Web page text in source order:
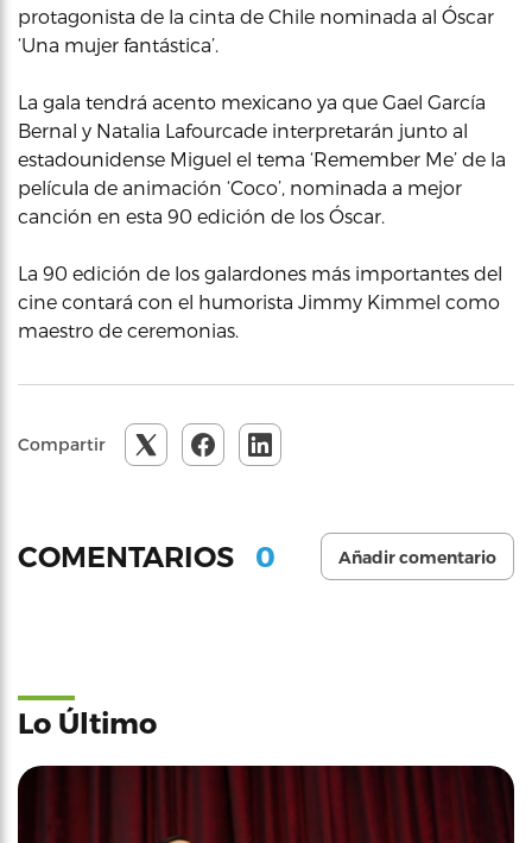
protagonista de la cinta de Chile nominada al Óscar
‘Una mujer fantástica’.
La gala tendrá acento mexicano ya que Gael García
Bernal y Natalia Lafourcade interpretarán junto al
estadounidense Miguel el tema ‘Remember Me’ de la
película de animación ‘Coco’, nominada a mejor
canción en esta 90 edición de los Óscar.
La 90 edición de los galardones más importantes del
cine contará con el humorista Jimmy Kimmel como
maestro de ceremonias.
Compartir
COMENTARIOS 0 Añadir comentario
Lo Último